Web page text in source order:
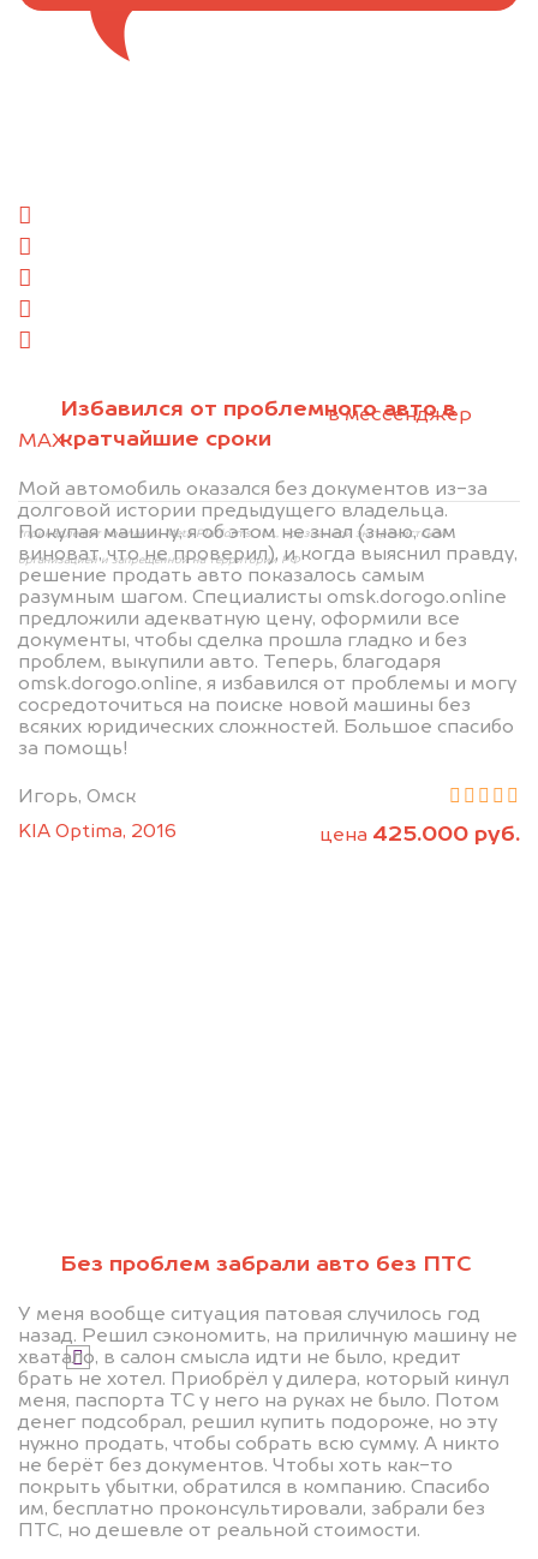
Избавился от проблемного авто в
кратчайшие сроки
Мой автомобиль оказался без документов из-за
долговой истории предыдущего владельца.
Покупая машину, я об этом не знал (знаю, сам
виноват, что не проверил), и когда выяснил правду,
решение продать авто показалось самым
разумным шагом. Специалисты omsk.dorogo.online
предложили адекватную цену, оформили все
документы, чтобы сделка прошла гладко и без
проблем, выкупили авто. Теперь, благодаря
omsk.dorogo.online, я избавился от проблемы и могу
сосредоточиться на поиске новой машины без
всяких юридических сложностей. Большое спасибо
за помощь!
Игорь, Омск
KIA Optima, 2016
цена 425.000 руб.
Без проблем забрали авто без ПТС
У меня вообще ситуация патовая случилось год
назад. Решил сэкономить, на приличную машину не
хватало, в салон смысла идти не было, кредит
брать не хотел. Приобрёл у дилера, который кинул
меня, паспорта ТС у него на руках не было. Потом
денег подсобрал, решил купить подороже, но эту
нужно продать, чтобы собрать всю сумму. А никто
не берёт без документов. Чтобы хоть как-то
покрыть убытки, обратился в компанию. Спасибо
им, бесплатно проконсультировали, забрали без
ПТС, но дешевле от реальной стоимости.
+79584983298 по WhatsApp*,в мессенджер
MAXили на электронную почту
*принадлежит компании Meta Platforms, Inc., признанной экстремистской
организацией и запрещённой на территории РФ
Мы консультируем
абсолютно
Я даю согласие на обработку своих
персональных данных и соглашаюсь с
политикой конфиденциальности